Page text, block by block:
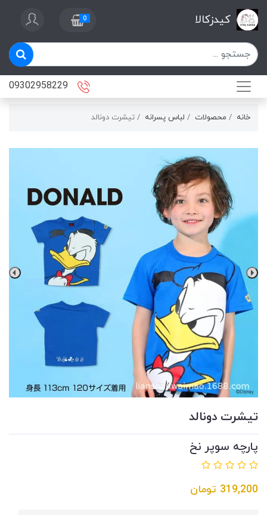
کیدزکالا 0
خانه محصولات لباس پسرانه تيشرت دونالد
تيشرت دونالد
پارچه سوپر نخ
319,200 تومان